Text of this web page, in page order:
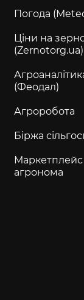
Погода
Ціни на
(Zernotorg.ua)
(Феодал)
Агроробота
Біржа
Маркетплейс
агронома